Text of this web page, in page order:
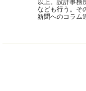
以上。設計事務
なども行う。そ
新聞へのコラム